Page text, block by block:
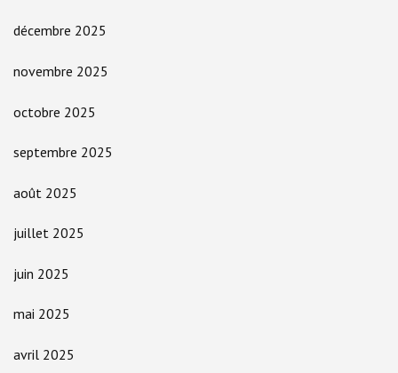
décembre 2025
novembre 2025
octobre 2025
septembre 2025
août 2025
juillet 2025
juin 2025
mai 2025
avril 2025